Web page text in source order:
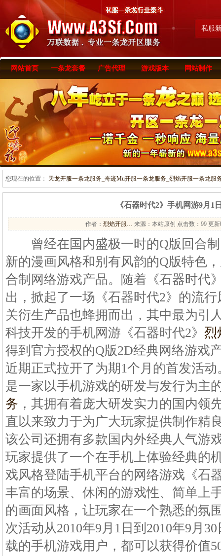
私服
网站首页 一条龙套餐 广告代理 游戏版本 网站制作
您现在的位置： 天龙开服一条龙服务_奇迹Mu开服一条龙服务_烈焰开服一条龙服
《石器时代2》手机网游9月1
作者： 烈焰开服… 来源：本站原创 点击数： 99 更新
曾经在国内盛极一时的Q版回合制
新的漫画风格和别有风韵的Q版特色
合制网络游戏产品。随着《石器时代
出，掀起了一场《石器时代2》的流
关衍生产品也蜂拥而出，其中最为引
科技开发的手机网游《石器时代2》 烈
得到官方授权的Q版2D经典网络游戏
近期正式拉开了为期1个月的首发活
是一家以手机游戏的研发与发行为主
务 ，其拥有着庞大研发实力的国内领
直以来致力于为广大玩家提供制作精
该公司还拥有多款国内外经典人气游
玩家提供了一个在手机上体验经典的
戏风格登陆手机平台的网络游戏《石
丰富的场景、休闲的游戏性、简单上
的画面风格，让玩家在一个熟悉的氛
次活动从2010年9月1日到2010年9月
载的手机游戏用户，都可以获得价值